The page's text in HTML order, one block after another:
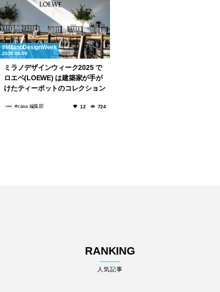
MilanoDesignWeek
2025.06.09
ミラノデザインウィーク2025 で
ロエベ(LOEWE) は建築家が手が
けたティーポットのコレクション
#casa 編集部 12 724
RANKING
人気記事